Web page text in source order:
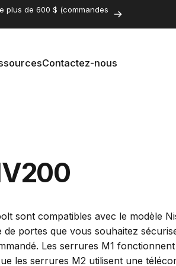
dans le monde entier
diaporama
Contactez-nous
sont compatibles avec le modèle
de portes que vous souhaitez
Les serrures M1
les serrures M2 utilisent une